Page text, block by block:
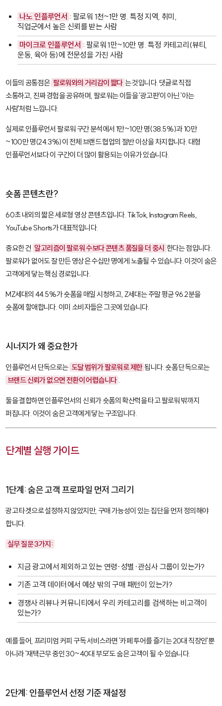
나노 인플루언서 : 팔로워 1천~1만 명. 특정 지역, 취미,
직업군에서 높은 신뢰를 받는 사람
마이크로 인플루언서 : 팔로워 1만~10만 명. 특정 카테고리(뷰티,
운동, 육아 등)에 전문성을 가진 사람
이들의 공통점은 팔로워와의 거리감이 짧다 는 것입니다. 댓글로 직접
소통하고, 진짜 경험을 공유하며, 팔로워는 이들을 '광고판'이 아닌 '아는
사람'처럼 느낍니다.
실제로 인플루언서 팔로워 구간 분석에서 1만~10만 명(38.5%)과 10만
~100만 명(24.3%)이 전체 브랜드 협업의 절반 이상을 차지합니다. 대형
인플루언서보다 이 구간이 더 많이 활용되는 이유가 있습니다.
숏폼 콘텐츠란?
60초 내외의 짧은 세로형 영상 콘텐츠입니다. TikTok, Instagram Reels,
YouTube Shorts가 대표적입니다.
중요한 건 알고리즘이 팔로워 수보다 콘텐츠 품질을 더 중시 한다는 점입니다.
팔로워가 없어도 잘 만든 영상은 수십만 명에게 노출될 수 있습니다. 이것이 숨은
고객에게 닿는 핵심 경로입니다.
MZ세대의 44.5%가 숏폼을 매일 시청하고, Z세대는 주말 평균 96.2분을
숏폼에 할애합니다. 이미 소비자들은 그곳에 있습니다.
시너지가 왜 중요한가
인플루언서 단독으로는 도달 범위가 팔로워로 제한됩니다. 숏폼 단독으로는
브랜드 신뢰가 없으면 전환이 어렵습니다
둘을 결합하면 인플루언서의 신뢰가 숏폼의 확산력을 타고 팔로워 밖까지
퍼집니다. 이것이 숨은 고객에게 닿는 구조입니다.
단계별 실행 가이드
1단계: 숨은 고객 프로파일 먼저 그리기
광고 타겟으로 설정하지 않았지만, 구매 가능성이 있는 집단을 먼저 정의해야
합니다.
실무 질문 3가지:
지금 광고에서 제외하고 있는 연령·성별·관심사 그룹이 있는가?
기존 고객 데이터에서 예상 밖의 구매 패턴이 있는가?
경쟁사 리뷰나 커뮤니티에서 우리 카테고리를 검색하는 비고객이
있는가?
예를 들어, 프리미엄 커피 구독 서비스라면 '카페 투어를 즐기는 20대 직장인'뿐
아니라 '재택근무 중인 30~40대 부모'도 숨은 고객이 될 수 있습니다.
2단계: 인플루언서 선정 기준 재설정